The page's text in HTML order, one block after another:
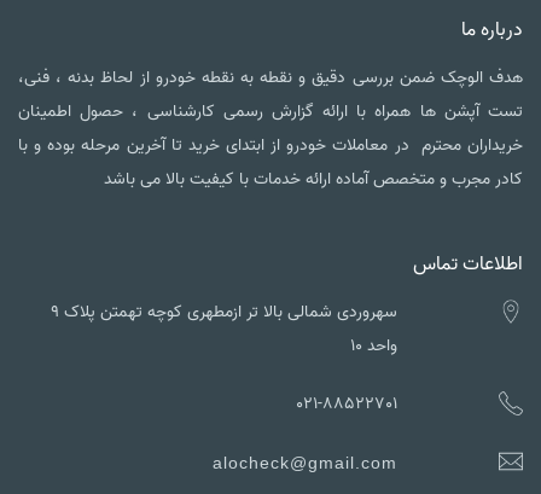
درباره ما
هدف الوچک ضمن بررسی دقیق و نقطه به نقطه خودرو از لحاظ بدنه ، فنی،
تست آپشن ها همراه با ارائه گزارش رسمی کارشناسی ، حصول اطمینان
خریداران محترم در معاملات خودرو از ابتدای خرید تا آخرین مرحله بوده و با
کادر مجرب و متخصص آماده ارائه خدمات با کیفیت بالا می باشد
اطلاعات تماس
سهروردی شمالی بالا تر ازمطهری کوچه تهمتن پلاک ۹
واحد ۱۰
021-88522701
alocheck@gmail.com